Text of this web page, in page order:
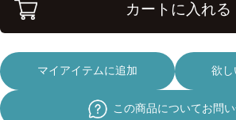
カートに入れる
マイアイテムに追加 欲し
この商品についてお問